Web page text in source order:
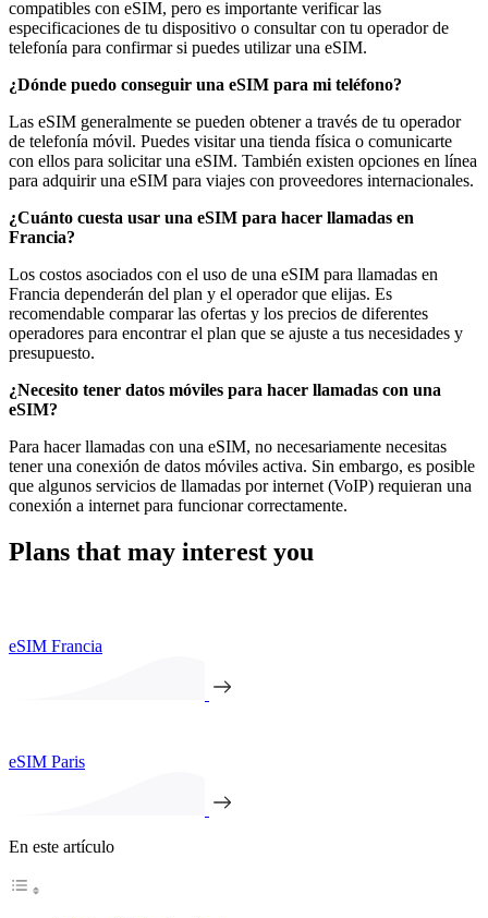
compatibles con eSIM, pero es importante verificar las
especificaciones de tu dispositivo o consultar con tu operador de
telefonía para confirmar si puedes utilizar una eSIM.
¿Dónde puedo conseguir una eSIM para mi teléfono?
Las eSIM generalmente se pueden obtener a través de tu operador
de telefonía móvil. Puedes visitar una tienda física o comunicarte
con ellos para solicitar una eSIM. También existen opciones en línea
para adquirir una eSIM para viajes con proveedores internacionales.
¿Cuánto cuesta usar una eSIM para hacer llamadas en
Francia?
Los costos asociados con el uso de una eSIM para llamadas en
Francia dependerán del plan y el operador que elijas. Es
recomendable comparar las ofertas y los precios de diferentes
operadores para encontrar el plan que se ajuste a tus necesidades y
presupuesto.
¿Necesito tener datos móviles para hacer llamadas con una
eSIM?
Para hacer llamadas con una eSIM, no necesariamente necesitas
tener una conexión de datos móviles activa. Sin embargo, es posible
que algunos servicios de llamadas por internet (VoIP) requieran una
conexión a internet para funcionar correctamente.
Plans that may interest you
eSIM Francia
eSIM Paris
En este artículo